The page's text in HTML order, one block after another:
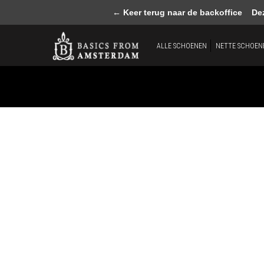
ALLE SCHOENEN NETTE
← Keer terug naar de backoffice